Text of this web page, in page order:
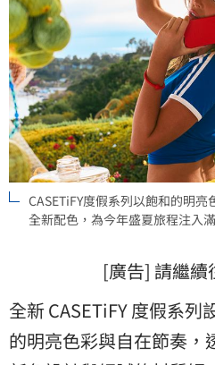
CASETiFY度假系列以飽和的明
全新配色，為今年盛夏旅程注入
[廣告] 請繼
全新 CASETiFY 度假系
的明亮色彩與自在節奏，